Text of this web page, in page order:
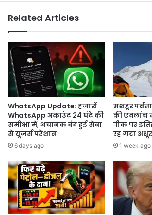
Related Articles
WhatsApp Update: हजारों
WhatsApp अकाउंट 24 घंटे की
समीक्षा में, अचानक बंद हुई सेवा
से यूजर्स परेशान
6 days ago
मशहूर
की एवलांच
पीक पर
रह गया
1 week ago